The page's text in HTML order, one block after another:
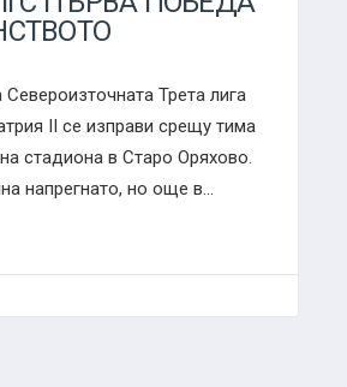
Североизточната Трета лига
II се изправи срещу тима
стадиона в Старо Оряхово.
напрегнато, но още в...